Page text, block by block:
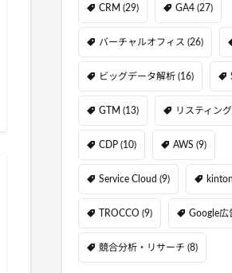
CRM (29) GA4 (27)
バーチャルオフィス (26)
ビッグデータ解析 (16)
GTM (13) リスティン
CDP (10) AWS (9)
Service Cloud (9)
TROCCO (9) Google広
競合分析・リサーチ (8)